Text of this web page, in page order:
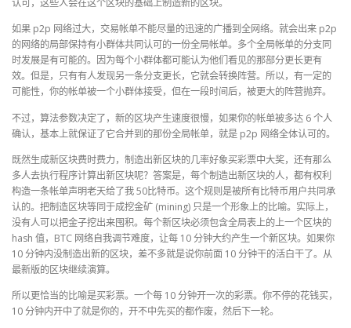
认可，这些人会在这个区块的基础上制造新的区块。
如果 p2p 网络过大，交易帐单不能尽量的迅速的广播到全网络。就会出来 p2p
的网络的局部保持有小群体共同认可的一份全局帐单。多个全局帐单的分支同
时发展是有可能的。因为每个小群体都可能认为他们看见的那部分更长更有
效。但是，只有有人发现另一条分支更长，它就会转换阵营。所以，有一定的
可能性，你的帐单被一个小群体接受，但在一段时间后，被更大的阵营抛弃。
不过，算法参数决定了，新的区块产生速度很慢，如果你的帐单被多达 6 个人
确认，基本上就保证了它合并到的那份全局帐单，就是 p2p 网络全体认可的。
既然生成新区块费时费力，制造出新区块的几率好象买彩票中大奖，还有那么
多人去执行程序计算出新区块呢？答案是，每个制造出新区块的人，都有权利
构造一条帐单声明老天给了我 50比特币。这个规则是被所有比特币用户共同承
认的。把制造区块等同于成挖金矿 (mining) 只是一个形象上的比喻。实际上，
没有人可以把金子挖出来囤积。每个新区块必须包含全局表上的上一个区块的
hash 值，BTC 网络自我调节难度，让每 10 分钟大约产生一个新区块。如果你
10 分钟内没制造出新的区块，差不多就是说你前面 10 分钟干的活白干了。从
最新版的区块继续演算。
所以更恰当的比喻是买彩票。一个每 10 分钟开一次的彩票。你不停的花钱买，
10 分钟内开中了就是你的，开不中先买的都作废，然后下一轮。